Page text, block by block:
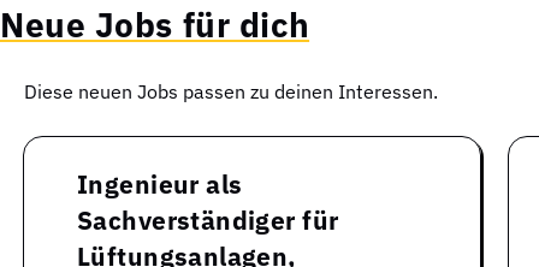
Neue Jobs für dich
Diese neuen Jobs passen zu deinen Interessen.
Ingenieur als
Sachverständiger für
Lüftungsanlagen,